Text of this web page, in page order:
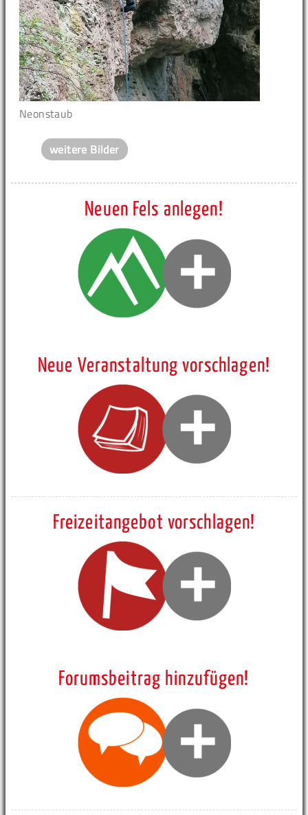
Neonstaub
weitere Bilder
Neuen Fels anlegen!
Neue Veranstaltung vorschlagen!
Freizeitangebot vorschlagen!
Forumsbeitrag hinzufügen!